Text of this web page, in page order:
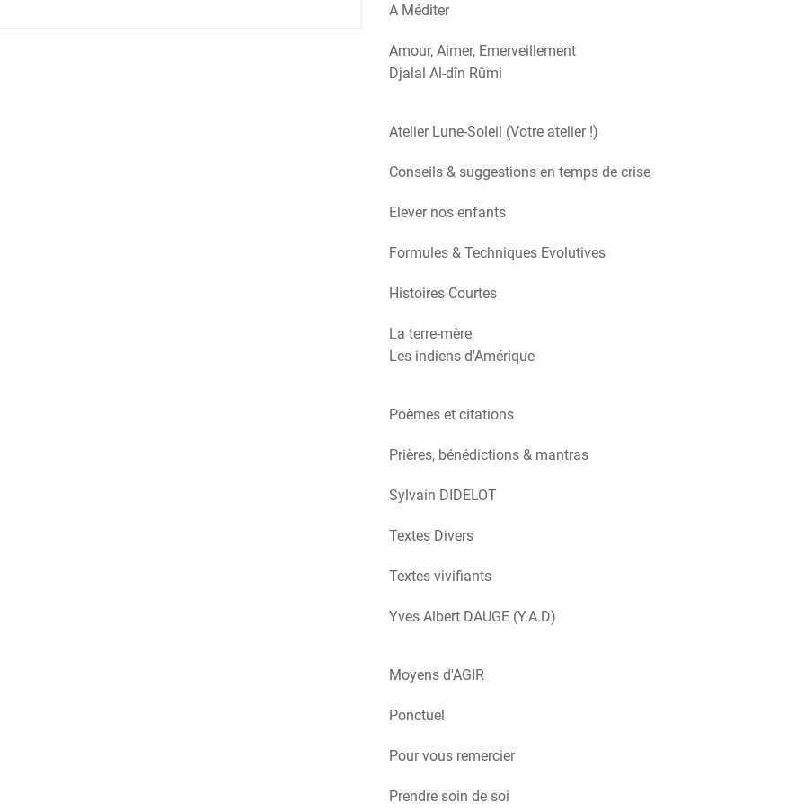
A Méditer
Amour, Aimer, Emerveillement
Djalal Al-dîn Rûmi
Atelier Lune-Soleil (Votre atelier !)
Conseils & suggestions en temps de crise
Elever nos enfants
Formules & Techniques Evolutives
Histoires Courtes
La terre-mère
Les indiens d'Amérique
Poèmes et citations
Prières, bénédictions & mantras
Sylvain DIDELOT
Textes Divers
Textes vivifiants
Yves Albert DAUGE (Y.A.D)
Moyens d'AGIR
Ponctuel
Pour vous remercier
Prendre soin de soi